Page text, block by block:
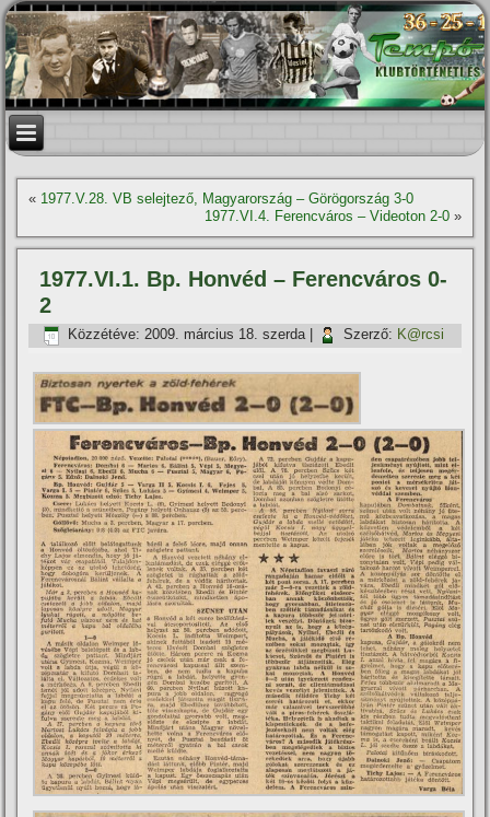
« 1977.V.28. VB selejtező, Magyarország – Görögország 3-0
1977.VI.4. Ferencváros – Videoton 2-0»
1977.VI.1. Bp. Honvéd – Ferencváros 0-
2
Közzétéve: 2009. március 18. szerda| Szerző: K@rcsi